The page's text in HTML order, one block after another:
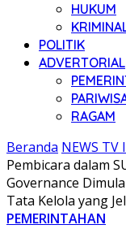
HUKUM
POLITIK
ADVERTORIAL
RAGAM
Beranda NEWS TV
Pembicara dalam
Governance
Tata Kelola yang
PEMERINTAHAN